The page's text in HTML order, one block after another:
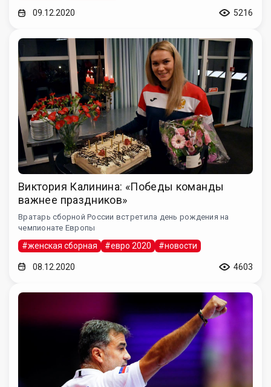
09.12.2020 5216
Виктория Калинина: «Победы команды
важнее праздников»
Вратарь сборной России встретила день рождения на
чемпионате Европы
#женская сборная #евро 2020 #новости
08.12.2020 4603